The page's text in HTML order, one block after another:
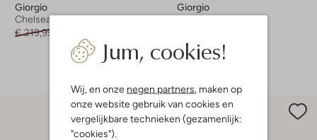
Jum, cookies!
Wij, en onze negen partners, maken op
onze website gebruik van cookies en
vergelijkbare technieken (gezamenlijk:
"cookies").
Giorgio
Chelsea boots
€ 219,99
Giorgio
Chelsea boots
+ meer kleuren